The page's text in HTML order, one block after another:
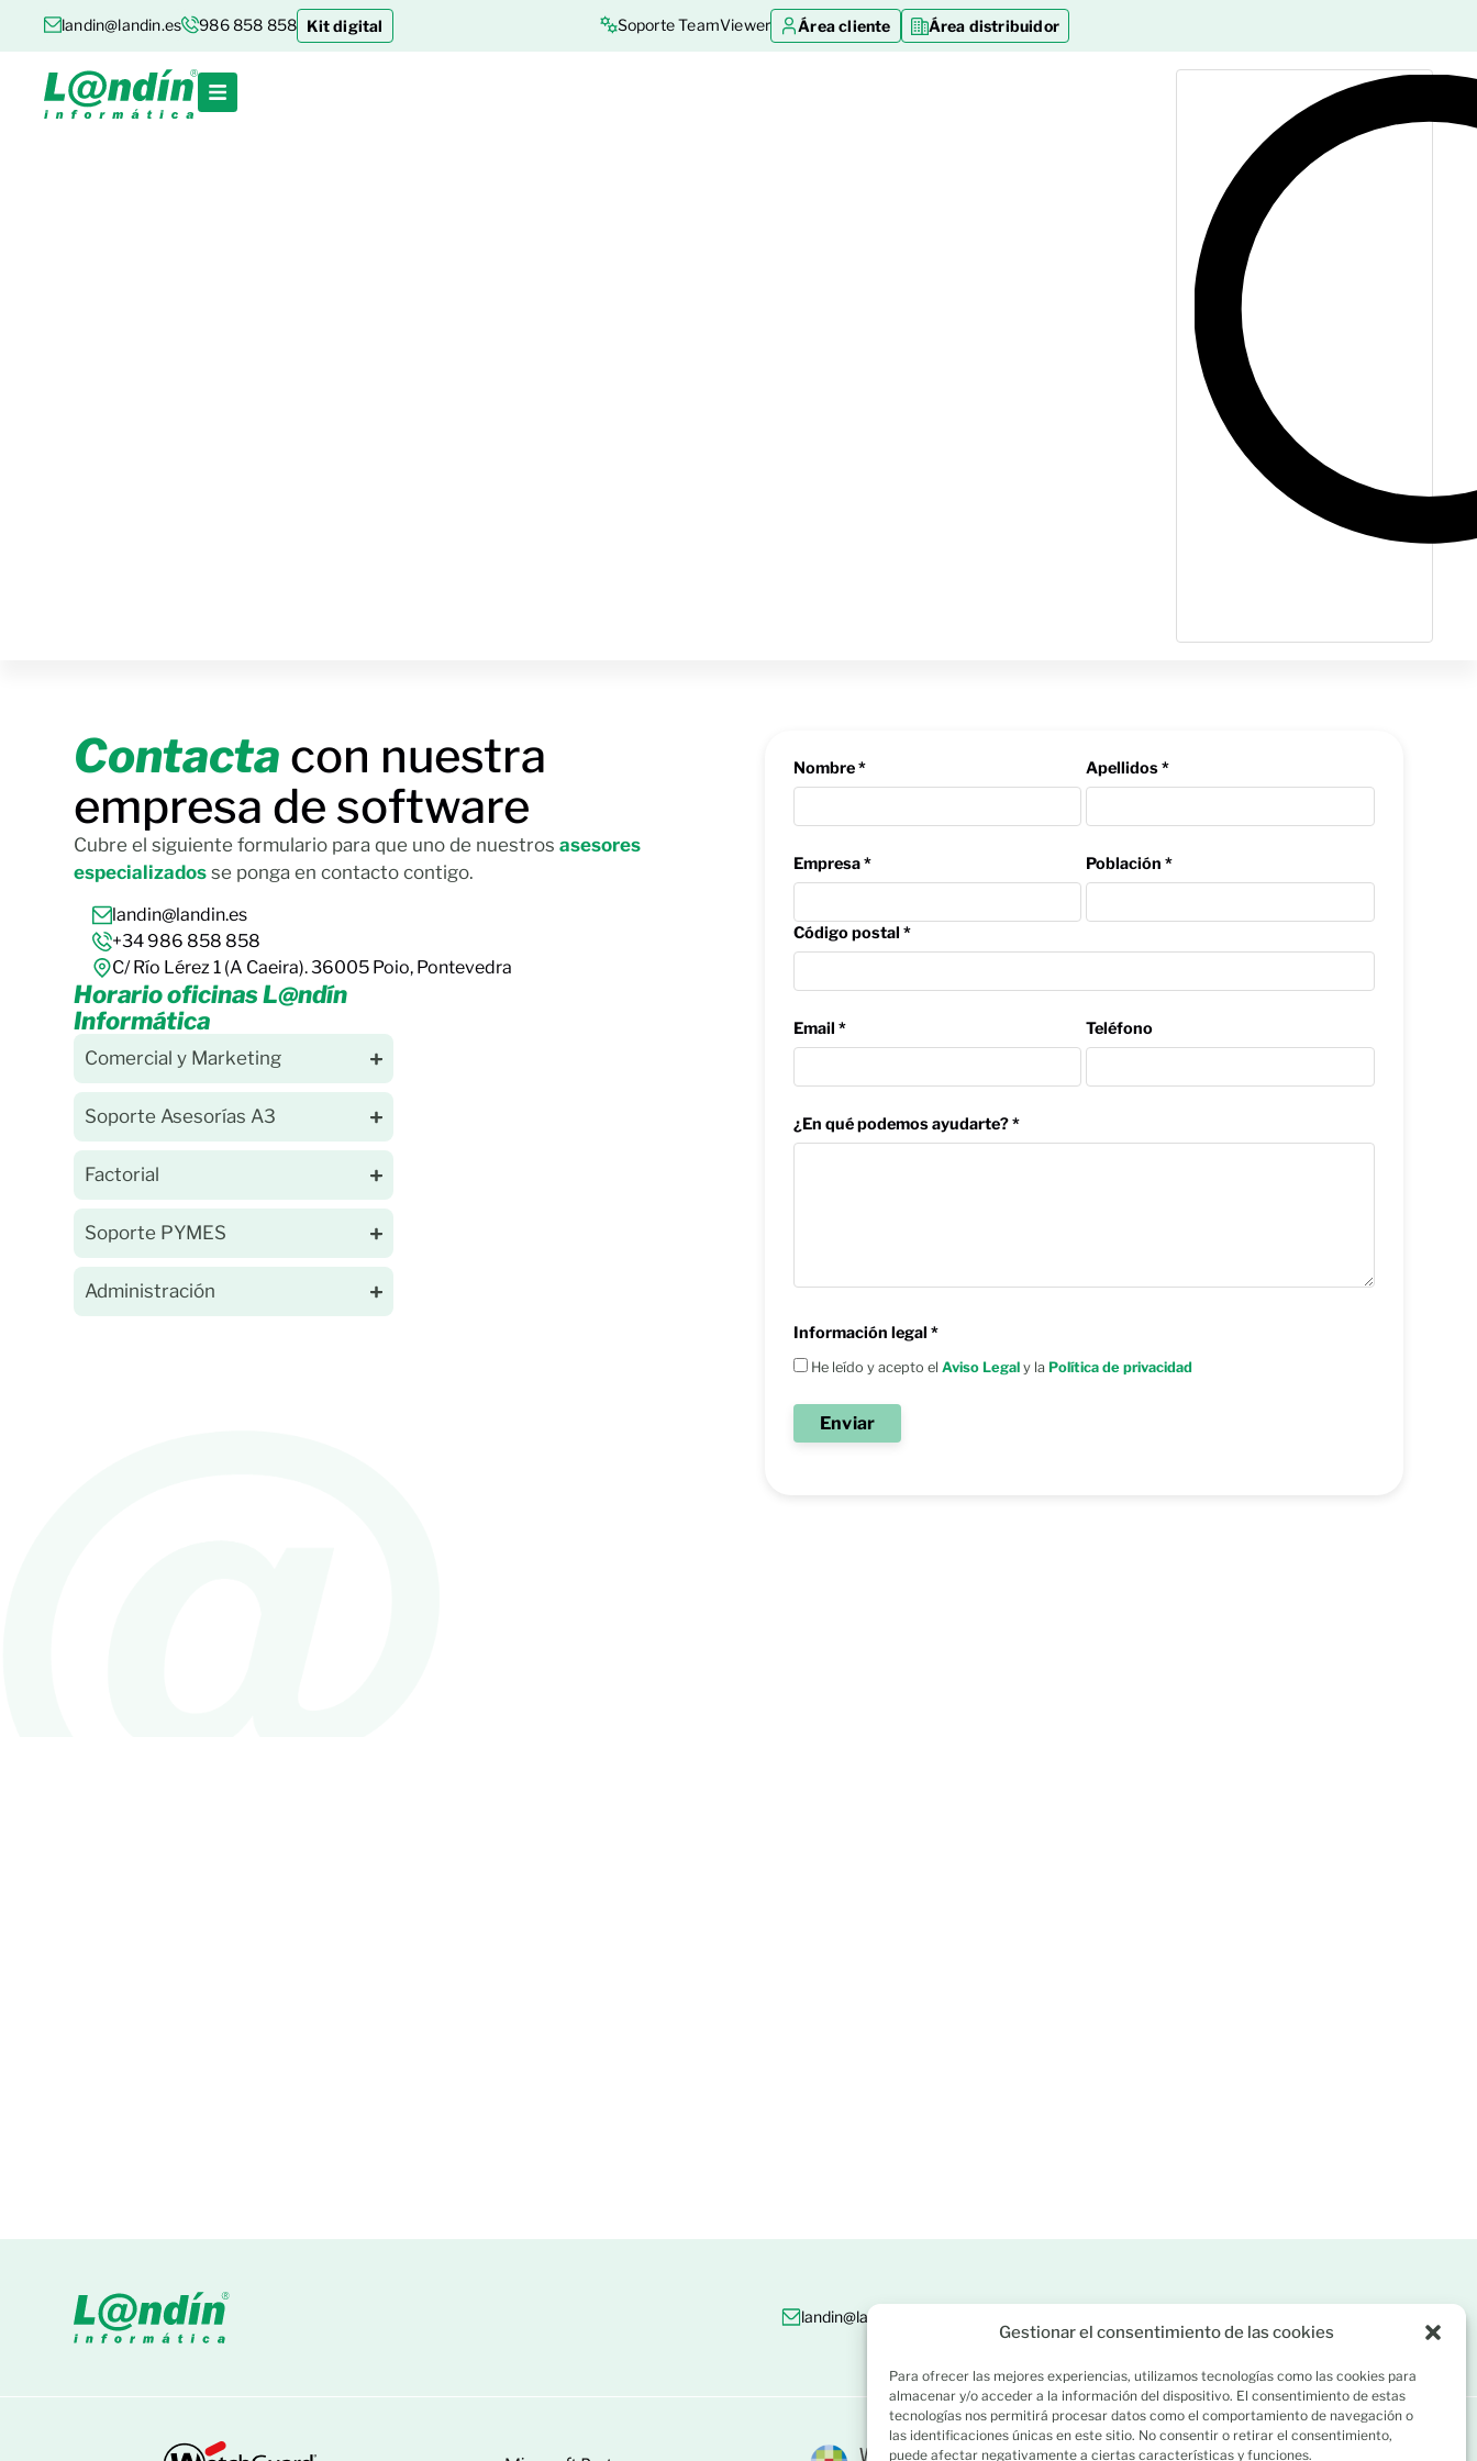
Gestionar el consentimiento de las cookies
Para ofrecer las mejores experiencias, utilizamos tecnologías como las cookies para
almacenar y/o acceder a la información del dispositivo. El consentimiento de estas
tecnologías nos permitirá procesar datos como el comportamiento de navegación o
las identificaciones únicas en este sitio. No consentir o retirar el consentimiento,
puede afectar negativamente a ciertas características y funciones.
landin@landin.es 986 858 858 Kit digital Soporte TeamViewer Área cliente Área distribuidor
Contacta con nuestra
empresa de software
Cubre el siguiente formulario para que uno de nuestrosasesores
especializados se ponga en contacto contigo.
landin@landin.es
+34 986 858 858
C/ Río Lérez 1 (A Caeira). 36005 Poio, Pontevedra
Horario oficinas L@ndín
Informática
Comercial y Marketing
Soporte Asesorías A3
Factorial
Soporte PYMES
Administración
Nombre * Apellidos *
Empresa * Población *
Código postal *
Email * Teléfono
¿En qué podemos ayudarte? *
Información legal *
He leído y acepto el Aviso Legal y la Política de privacidad
landin@landin.es